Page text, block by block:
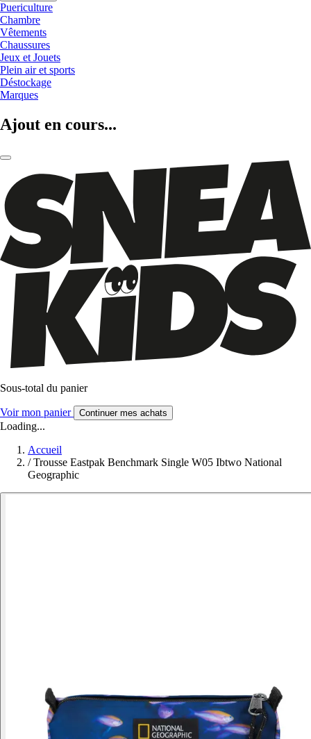
Puericulture
Chambre
Vêtements
Chaussures
Jeux et Jouets
Plein air et sports
Déstockage
Marques
Ajout en cours...
Sous-total du panier
Voir mon panier Continuer mes achats
Loading...
Accueil
/ Trousse Eastpak Benchmark Single W05 Ibtwo National
Geographic